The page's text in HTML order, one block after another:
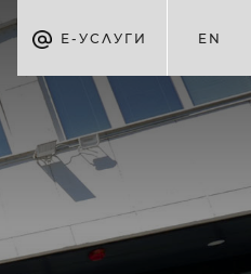
Е-УСЛУГИ EN